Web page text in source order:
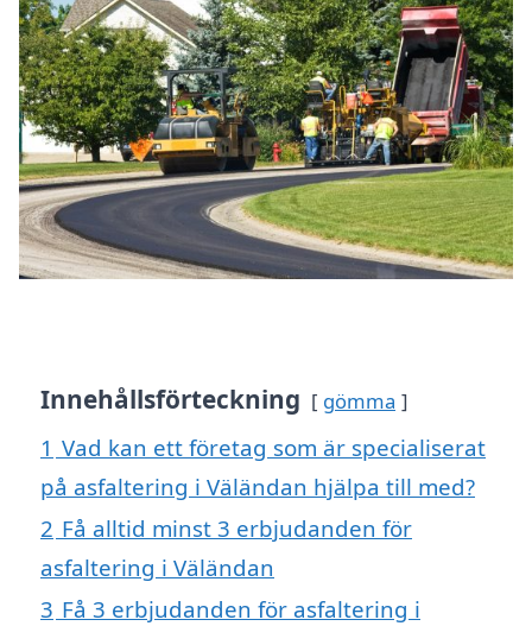
Innehållsförteckning gömma
1 Vad kan ett företag som är specialiserat
på asfaltering i Väländan hjälpa till med?
2 Få alltid minst 3 erbjudanden för
asfaltering i Väländan
3 Få 3 erbjudanden för asfaltering i